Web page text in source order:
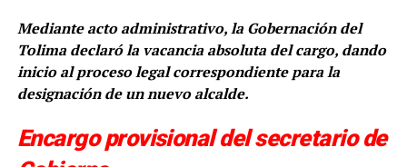
Mediante acto administrativo, la Gobernación del
Tolima declaró la vacancia absoluta del cargo, dando
inicio al proceso legal correspondiente para la
designación de un nuevo alcalde.
Encargo provisional del secretario de